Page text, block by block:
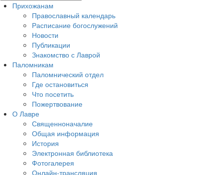
Прихожанам
Православный календарь
Расписание богослужений
Новости
Публикации
Знакомство с Лаврой
Паломникам
Паломнический отдел
Где остановиться
Что посетить
Пожертвование
О Лавре
Священноначалие
Общая информация
История
Электронная библиотека
Фотогалерея
Онлайн-трансляция